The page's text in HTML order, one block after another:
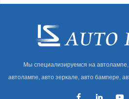
Мы специализируемся на
автолампе, авто зеркале, авто бампере,